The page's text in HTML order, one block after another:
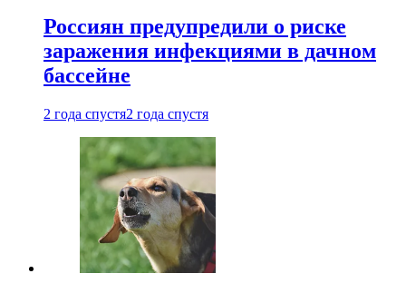
Россиян предупредили о риске
заражения инфекциями в дачном
бассейне
2 года спустя2 года спустя